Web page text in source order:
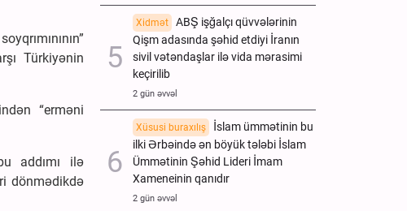
Türkiyənin
“erməni
addımı ilə
dönmədikdə
Xidmət
ABŞ işğalçı qüvvələrinin
Qişm adasında şəhid etdiyi İranın
sivil vətəndaşlar ilə vida mərasimi
keçirilib
2 gün əvvəl
Xüsusi buraxılış
İslam ümmətinin bu
ilki Ərbəində ən böyük tələbi İslam
Ümmətinin Şəhid Lideri İmam
Xameneinin qanıdır
2 gün əvvəl